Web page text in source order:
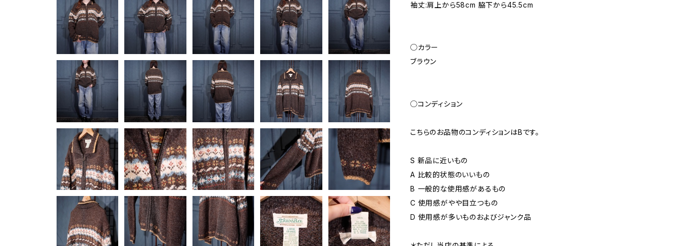
袖丈:肩上から58cm 脇下から45.5cm
◯カラー
ブラウン
◯コンディション
こちらのお品物のコンディションはBです。
S 新品に近いもの
A 比較的状態のいいもの
B 一般的な使用感があるもの
C 使用感がやや目立つもの
D 使用感が多いものおよびジャンク品